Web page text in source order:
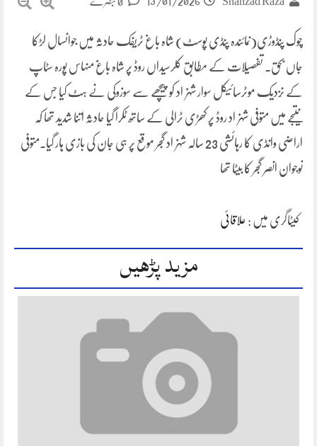
چوک پنڈوڑی(نمائندہ پنڈی پوسٹ) شاہ باغ ٹریفک حادثہ میں جوانسال لڑکا
جاں بحق. تفصیلات کے مطابق کلرسیداں روڈ پر شاہ باغ منہاس پورہ سٹاپ
کے نَزدیک موٹرسائیکل سوار شہزاد کو پیچھے سے سوزوکی نے ہٹ کیا جس کے
نتیجے میں متوفی شہزاد روڈ پر کھڑی ٹرالی کے ساتھ ٹکرا گیا حادثہ اتنا شدید تھا کہ
اراضی وانڈی کا رہائشی 23 سالہ شہزاد گجر موقع پر ہی جان کی بازی ہار گیا.متوفی
نوجوان انصر گجر کا بیٹا تھا
کیٹاگری میں : علاقائی
مزید پڑھیں